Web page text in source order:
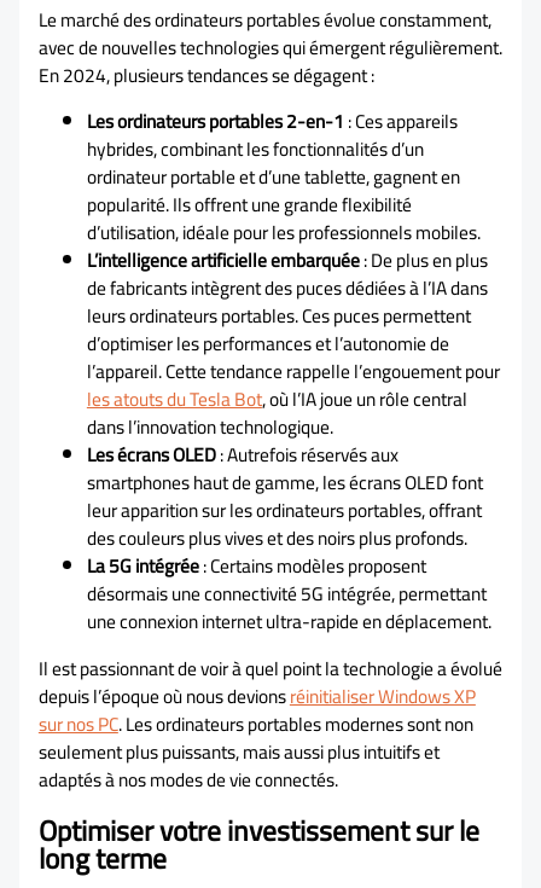
Le marché des ordinateurs portables évolue constamment,
avec de nouvelles technologies qui émergent régulièrement.
En 2024, plusieurs tendances se dégagent :
Les ordinateurs portables 2-en-1 : Ces appareils
hybrides, combinant les fonctionnalités d’un
ordinateur portable et d’une tablette, gagnent en
popularité. Ils offrent une grande flexibilité
d’utilisation, idéale pour les professionnels mobiles.
L’intelligence artificielle embarquée: De plus en plus
de fabricants intègrent des puces dédiées à l’IA dans
leurs ordinateurs portables. Ces puces permettent
d’optimiser les performances et l’autonomie de
l’appareil. Cette tendance rappelle l’engouement pour
les atouts du Tesla Bot, où l’IA joue un rôle central
dans l’innovation technologique.
Les écrans OLED: Autrefois réservés aux
smartphones haut de gamme, les écrans OLED font
leur apparition sur les ordinateurs portables, offrant
des couleurs plus vives et des noirs plus profonds.
La 5G intégrée: Certains modèles proposent
désormais une connectivité 5G intégrée, permettant
une connexion internet ultra-rapide en déplacement.
Il est passionnant de voir à quel point la technologie a évolué
depuis l’époque où nous devionsréinitialiser Windows XP
sur nos PC. Les ordinateurs portables modernes sont non
seulement plus puissants, mais aussi plus intuitifs et
adaptés à nos modes de vie connectés.
Optimiser votre investissement sur le
long terme